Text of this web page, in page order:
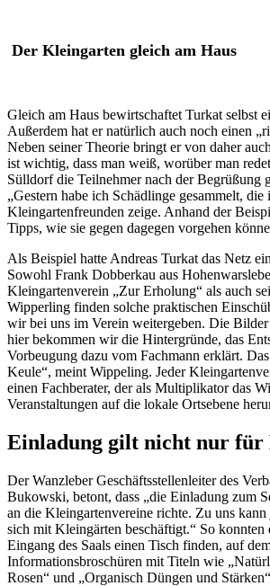
Der Kleingarten gleich am Haus
Gleich am Haus bewirtschaftet Turkat selbst
Außerdem hat er natürlich auch noch einen
Neben seiner Theorie bringt er von daher
ist wichtig, dass man weiß, worüber man
Sülldorf die Teilnehmer nach der Begrüßung
„Gestern habe ich Schädlinge gesammelt, die
Kleingartenfreunden zeige. Anhand der
Tipps, wie sie gegen dagegen vorgehen
Als Beispiel hatte Andreas Turkat das Netz
Sowohl Frank Dobberkau aus
Kleingartenverein „Zur Erholung“ als auch
Wipperling finden solche praktischen
wir bei uns im Verein weitergeben. Die
hier bekommen wir die Hintergründe, das
Vorbeugung dazu vom Fachmann erklärt.
Keule“, meint Wippeling. Jeder
einen Fachberater, der als Multiplikator das
Veranstaltungen auf die lokale Ortsebene
Einladung gilt nicht nur
Der Wanzleber Geschäftsstellenleiter des
Bukowski, betont, dass „die Einladung zum
an die Kleingartenvereine richte. Zu uns
sich mit Kleingärten beschäftigt.“ So konnten
Eingang des Saals einen Tisch finden, auf
Informationsbroschüren mit Titeln wie
Rosen“ und „Organisch Düngen und